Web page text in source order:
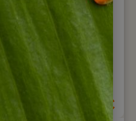
und Abenteurer
auf der Insel
1.450 €